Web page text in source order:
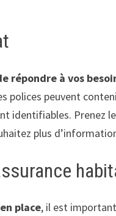
répondre à vos
peuvent
identifiables. Prenez
plus
place, il est